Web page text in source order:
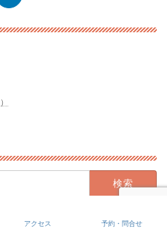
アクセス 予約・問合せ